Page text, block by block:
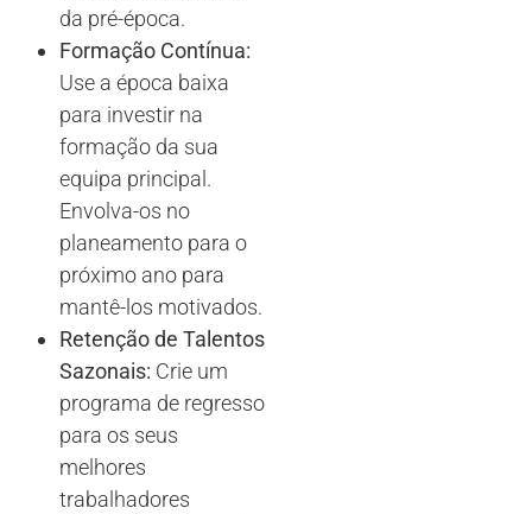
da pré-época.
Formação Contínua:
Use a época baixa
para investir na
formação da sua
equipa principal.
Envolva-os no
planeamento para o
próximo ano para
mantê-los motivados.
Retenção de Talentos
Sazonais: Crie um
programa de regresso
para os seus
melhores
trabalhadores